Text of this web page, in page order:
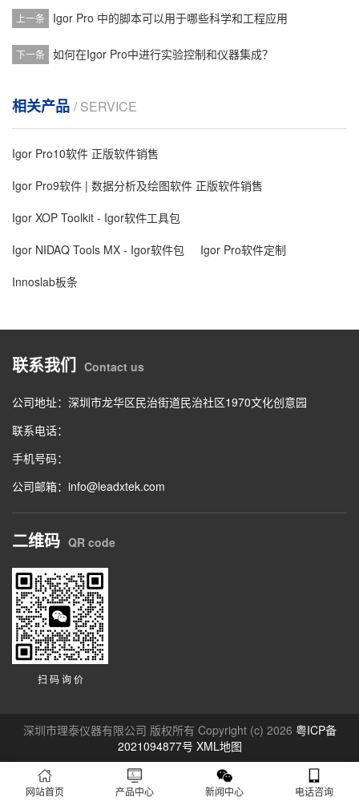
上一条 Igor Pro 中的脚本可以用于哪些科学和工程应用
下一条 如何在Igor Pro中进行实验控制和仪器集成？
相关产品 / SERVICE
Igor Pro10软件 正版软件销售
Igor Pro9软件 | 数据分析及绘图软件 正版软件销售
Igor XOP Toolkit - Igor软件工具包
Igor NIDAQ Tools MX - Igor软件包
Igor Pro软件定制
Innoslab板条
联系我们 Contact us
公司地址：深圳市龙华区民治街道民治社区1970文化创意园
联系电话：
手机号码：
公司邮箱：info@leadxtek.com
二维码 QR code
扫 码 询 价
深圳市理泰仪器有限公司 版权所有 Copyright (c) 2026 粤ICP备
2021094877号 XML地图
网站首页 产品中心 新闻中心 电话咨询